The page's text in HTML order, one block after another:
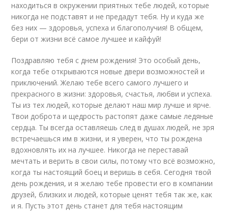
находиться в окружении приятных тебе людей, которые
никогда не подставят и не предадут тебя. Ну и куда же
без них — здоровья, успеха и благополучия! В общем,
бери от жизни всё самое лучшее и кайфуй!
Поздравляю тебя с днем рождения! Это особый день,
когда тебе открываются новые двери возможностей и
приключений. Желаю тебе всего самого лучшего и
прекрасного в жизни: здоровья, счастья, любви и успеха.
Ты из тех людей, которые делают наш мир лучше и ярче.
Твои доброта и щедрость растопят даже самые ледяные
сердца. Ты всегда оставляешь след в душах людей, не зря
встречаешься им в жизни, и я уверен, что ты рождена
вдохновлять их на лучшее. Никогда не переставай
мечтать и верить в свои силы, потому что всё возможно,
когда ты настоящий боец и веришь в себя. Сегодня твой
день рождения, и я желаю тебе провести его в компании
друзей, близких и людей, которые ценят тебя так же, как
и я. Пусть этот день станет для тебя настоящим